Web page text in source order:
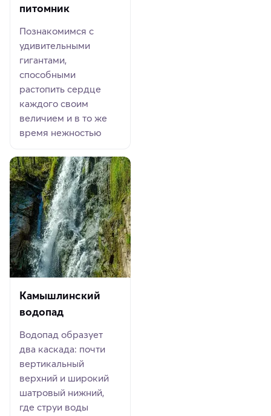
питомник
Познакомимся с
удивительными
гигантами,
способными
растопить сердце
каждого своим
величием и в то же
время нежностью
Камышлинский
водопад
Водопад образует
два каскада: почти
вертикальный
верхний и широкий
шатровый нижний,
где струи воды